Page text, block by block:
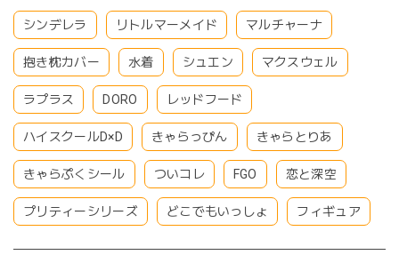
シンデレラ リトルマーメイド マルチャーナ
抱き枕カバー 水着 シュエン マクスウェル
ラプラス DORO レッドフード
ハイスクールD×D きゃらっぴん きゃらとりあ
きゃらぷくシール ついコレ FGO 恋と深空
プリティーシリーズ どこでもいっしょ フィギュア